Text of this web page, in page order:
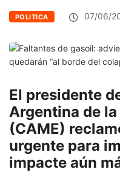
POLITICA 07/06/
El presidente
Argentina de
(CAME)
urgente para
impacte aún